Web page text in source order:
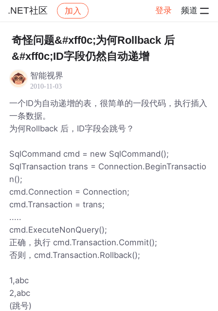
.NET社区 加入 登录 频道
社区 .NET社区 帖子详情
奇怪问题&#xff0c;为何Rollback 后
&#xff0c;ID字段仍然自动递增
智能视界
2010-11-03
一个ID为自动递增的表，很简单的一段代码，执行插入
一条数据。
为何Rollback 后，ID字段会跳号？
SqlCommand cmd = new SqlCommand();
SqlTransaction trans = Connection.BeginTransactio
n();
cmd.Connection = Connection;
cmd.Transaction = trans;
.....
cmd.ExecuteNonQuery();
正确，执行 cmd.Transaction.Commit();
否则，cmd.Transaction.Rollback();
1,abc
2,abc
(跳号)